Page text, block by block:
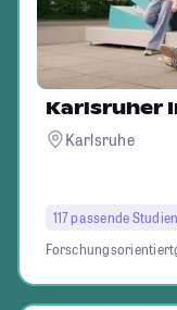
Karlsruher
Karlsruhe
117 passende
Forschungsorientiert